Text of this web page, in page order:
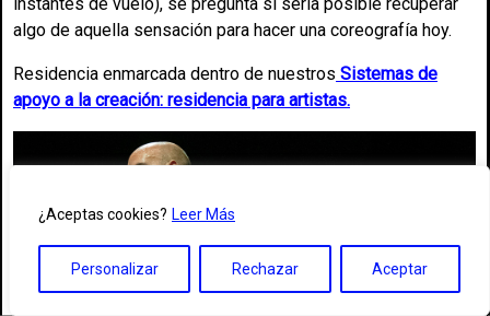
¿Aceptas cookies? Leer Más
Personalizar Rechazar Aceptar
instantes de vuelo), se pregunta si sería posible recuperar
algo de aquella sensación para hacer una coreografía hoy.
Residencia enmarcada dentro de nuestros Sistemas de
apoyo a la creación: residencia para artistas.